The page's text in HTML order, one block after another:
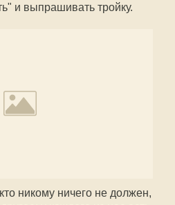
и выпрашивать тройку.
никому ничего не должен,